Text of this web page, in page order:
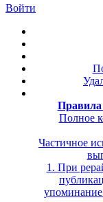
Войти
Правила
Полное
Частичное
1. При
упоминание